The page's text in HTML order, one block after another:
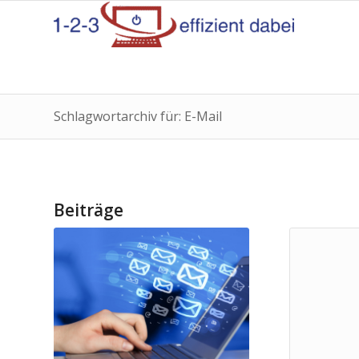
Schlagwortarchiv für: E-Mail
Beiträge